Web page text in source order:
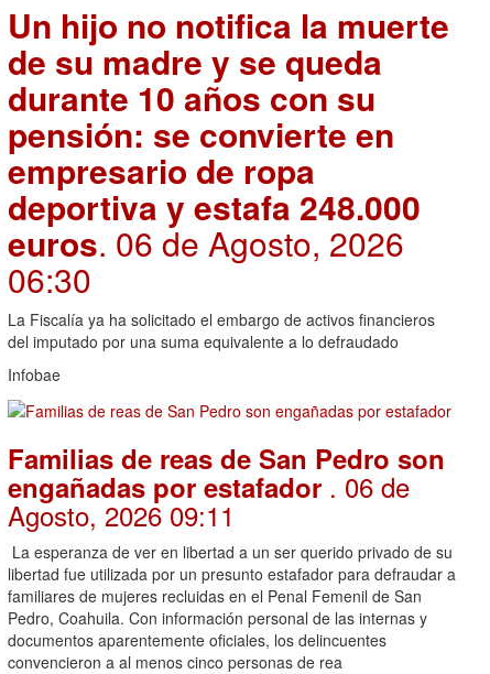
Un hijo no notifica la muerte
de su madre y se queda
durante 10 años con su
pensión: se convierte en
empresario de ropa
deportiva y estafa 248.000
euros. 06 de Agosto, 2026
06:30
La Fiscalía ya ha solicitado el embargo de activos financieros
del imputado por una suma equivalente a lo defraudado
Infobae
Familias de reas de San Pedro son
engañadas por estafador . 06 de
Agosto, 2026 09:11
La esperanza de ver en libertad a un ser querido privado de su
libertad fue utilizada por un presunto estafador para defraudar a
familiares de mujeres recluidas en el Penal Femenil de San
Pedro, Coahuila. Con información personal de las internas y
documentos aparentemente oficiales, los delincuentes
convencieron a al menos cinco personas de rea